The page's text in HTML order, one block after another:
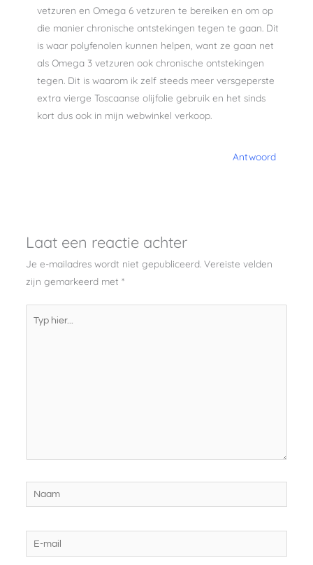
vetzuren en Omega 6 vetzuren te bereiken en om op
die manier chronische ontstekingen tegen te gaan. Dit
is waar polyfenolen kunnen helpen, want ze gaan net
als Omega 3 vetzuren ook chronische ontstekingen
tegen. Dit is waarom ik zelf steeds meer versgeperste
extra vierge Toscaanse olijfolie gebruik en het sinds
kort dus ook in mijn webwinkel verkoop.
Antwoord
Laat een reactie achter
Je e-mailadres wordt niet gepubliceerd. Vereiste velden
zijn gemarkeerd met *
Naam
mail